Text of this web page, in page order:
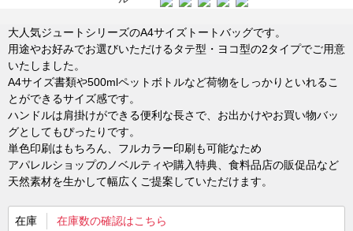
大人気ジュートシリーズのA4サイズトートバッグです。
用途やお好みでお選びいただけるタテ型・ヨコ型の2タイプでご用意
いたしました。
A4サイズ書類や500mlペットボトルなど荷物をしっかりといれるこ
とができるサイズ感です。
ハンドルは肩掛けができる便利な長さで、お出かけやお買い物バッ
グとしてもぴったりです。
単色印刷はもちろん、フルカラー印刷も可能なため
アパレルショップのノベルティや購入特典、食料品店の販促品など
天然素材を生かして幅広くご提案していただけます。
在庫 在庫数の確認はこちら